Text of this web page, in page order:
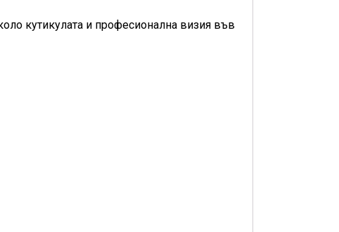
кутикулата и професионална визия във